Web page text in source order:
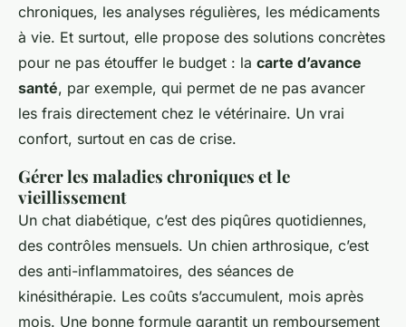
chroniques, les analyses régulières, les médicaments
à vie. Et surtout, elle propose des solutions concrètes
pour ne pas étouffer le budget : la carte d’avance
santé, par exemple, qui permet de ne pas avancer
les frais directement chez le vétérinaire. Un vrai
confort, surtout en cas de crise.
Gérer les maladies chroniques et le
vieillissement
Un chat diabétique, c’est des piqûres quotidiennes,
des contrôles mensuels. Un chien arthrosique, c’est
des anti-inflammatoires, des séances de
kinésithérapie. Les coûts s’accumulent, mois après
mois. Une bonne formule garantit un remboursement